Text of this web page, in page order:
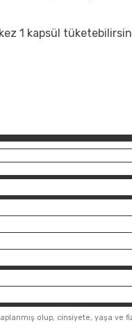
1 kapsül
olup, cinsiyete, yaşa ve